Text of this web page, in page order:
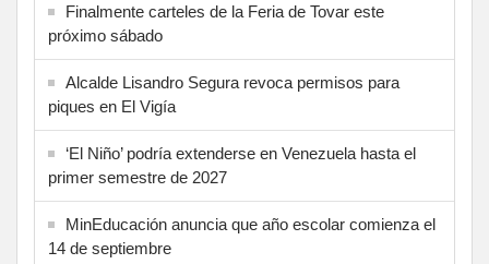
Finalmente carteles de la Feria de Tovar este
próximo sábado
Alcalde Lisandro Segura revoca permisos para
piques en El Vigía
‘El Niño’ podría extenderse en Venezuela hasta el
primer semestre de 2027
MinEducación anuncia que año escolar comienza el
14 de septiembre